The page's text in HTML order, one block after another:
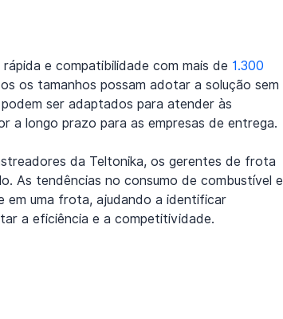
e compatibilidade com mais de 1.300
os tamanhos possam adotar a solução sem
ser adaptados para atender às
a longo prazo para as empresas de entrega.
da Teltonika, os gerentes de frota
As tendências no consumo de combustível e
em uma frota, ajudando a identificar
a eficiência e a competitividade.